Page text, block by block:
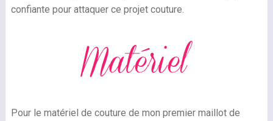
confiante pour attaquer ce projet couture.
Pour le matériel de couture de mon premier maillot de